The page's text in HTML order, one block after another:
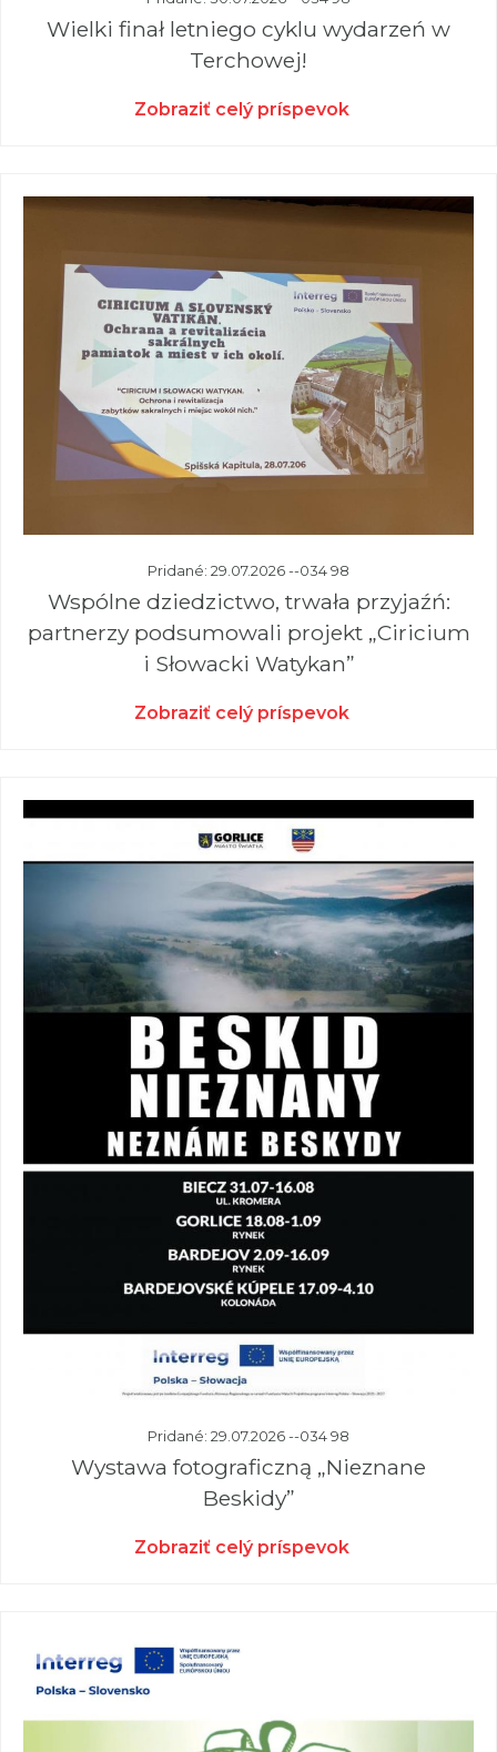
Wielki finał letniego cyklu wydarzeń w
Terchowej!
Zobraziť celý príspevok
Pridané: 29.07.2026 --034 98
Wspólne dziedzictwo, trwała przyjaźń:
partnerzy podsumowali projekt „Ciricium
i Słowacki Watykan”
Zobraziť celý príspevok
Pridané: 29.07.2026 --034 98
Wystawa fotograficzną „Nieznane
Beskidy”
Zobraziť celý príspevok